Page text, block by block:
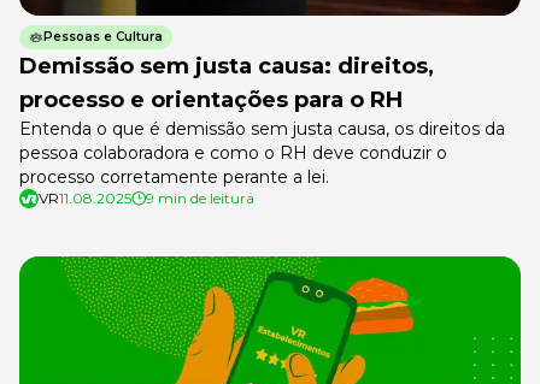
Pessoas e Cultura
Demissão sem justa causa: direitos,
processo e orientações para o RH
Entenda o que é demissão sem justa causa, os direitos da
pessoa colaboradora e como o RH deve conduzir o
processo corretamente perante a lei.
VR11.08.2025 9 min de leitura